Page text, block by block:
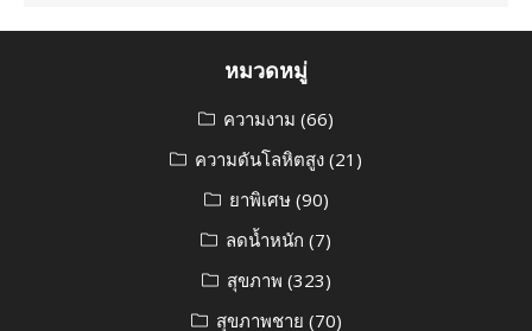
หมวดหมู่
ความงาม (66)
ความดันโลหิตสูง (21)
ยาพิเศษ(90)
ลดน้ำหนัก (7)
สุขภาพ (323)
สุขภาพชาย (70)